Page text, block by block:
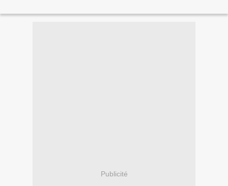
Publicité